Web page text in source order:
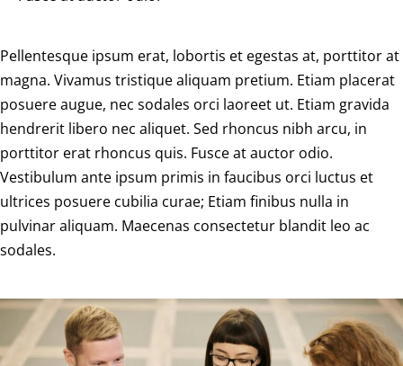
Pellentesque ipsum erat, lobortis et egestas at, porttitor at
magna. Vivamus tristique aliquam pretium. Etiam placerat
posuere augue, nec sodales orci laoreet ut. Etiam gravida
hendrerit libero nec aliquet. Sed rhoncus nibh arcu, in
porttitor erat rhoncus quis. Fusce at auctor odio.
Vestibulum ante ipsum primis in faucibus orci luctus et
ultrices posuere cubilia curae; Etiam finibus nulla in
pulvinar aliquam. Maecenas consectetur blandit leo ac
sodales.